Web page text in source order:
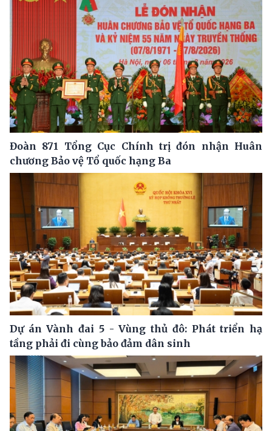
Đoàn 871 Tổng Cục Chính trị đón nhận Huân
chương Bảo vệ Tổ quốc hạng Ba
Dự án Vành đai 5 - Vùng thủ đô: Phát triển hạ
tầng phải đi cùng bảo đảm dân sinh